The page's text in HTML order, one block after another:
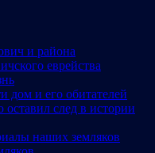
и района
еврейства
дом и его обитателей
след в истории
наших земляков